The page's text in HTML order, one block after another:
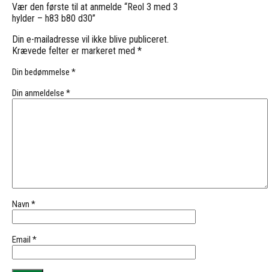
Vær den første til at anmelde “Reol 3 med 3
hylder – h83 b80 d30”
Din e-mailadresse vil ikke blive publiceret.
Krævede felter er markeret med *
Din bedømmelse *
Din anmeldelse *
Navn *
Email *